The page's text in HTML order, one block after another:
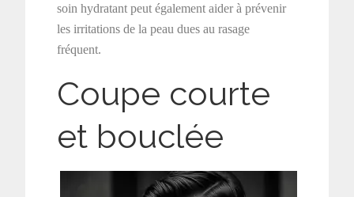
soin hydratant peut également aider à prévenir
les irritations de la peau dues au rasage
fréquent.
Coupe courte
et bouclée